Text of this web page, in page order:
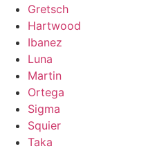
Gretsch
Hartwood
Ibanez
Luna
Martin
Ortega
Sigma
Squier
Taka